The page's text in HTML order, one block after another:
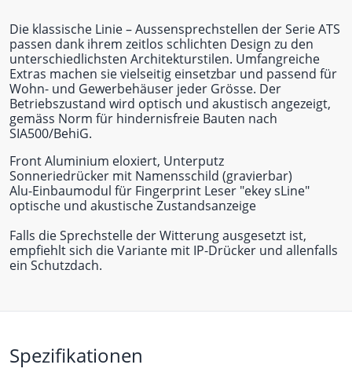
Die klassische Linie – Aussensprechstellen der Serie ATS
passen dank ihrem zeitlos schlichten Design zu den
unterschiedlichsten Architekturstilen. Umfangreiche
Extras machen sie vielseitig einsetzbar und passend für
Wohn- und Gewerbehäuser jeder Grösse. Der
Betriebszustand wird optisch und akustisch angezeigt,
gemäss Norm für hindernisfreie Bauten nach
SIA500/BehiG.
Front Aluminium eloxiert, Unterputz
Sonneriedrücker mit Namensschild (gravierbar)
Alu-Einbaumodul für Fingerprint Leser "ekey sLine"
optische und akustische Zustandsanzeige
Falls die Sprechstelle der Witterung ausgesetzt ist,
empfiehlt sich die Variante mit IP-Drücker und allenfalls
ein Schutzdach.
Spezifikationen